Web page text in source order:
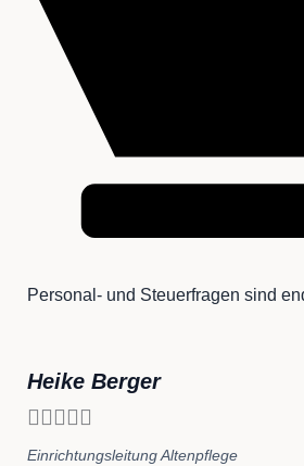
Personal- und Steuerfragen sind
Heike Berger

Einrichtungsleitung Altenpflege